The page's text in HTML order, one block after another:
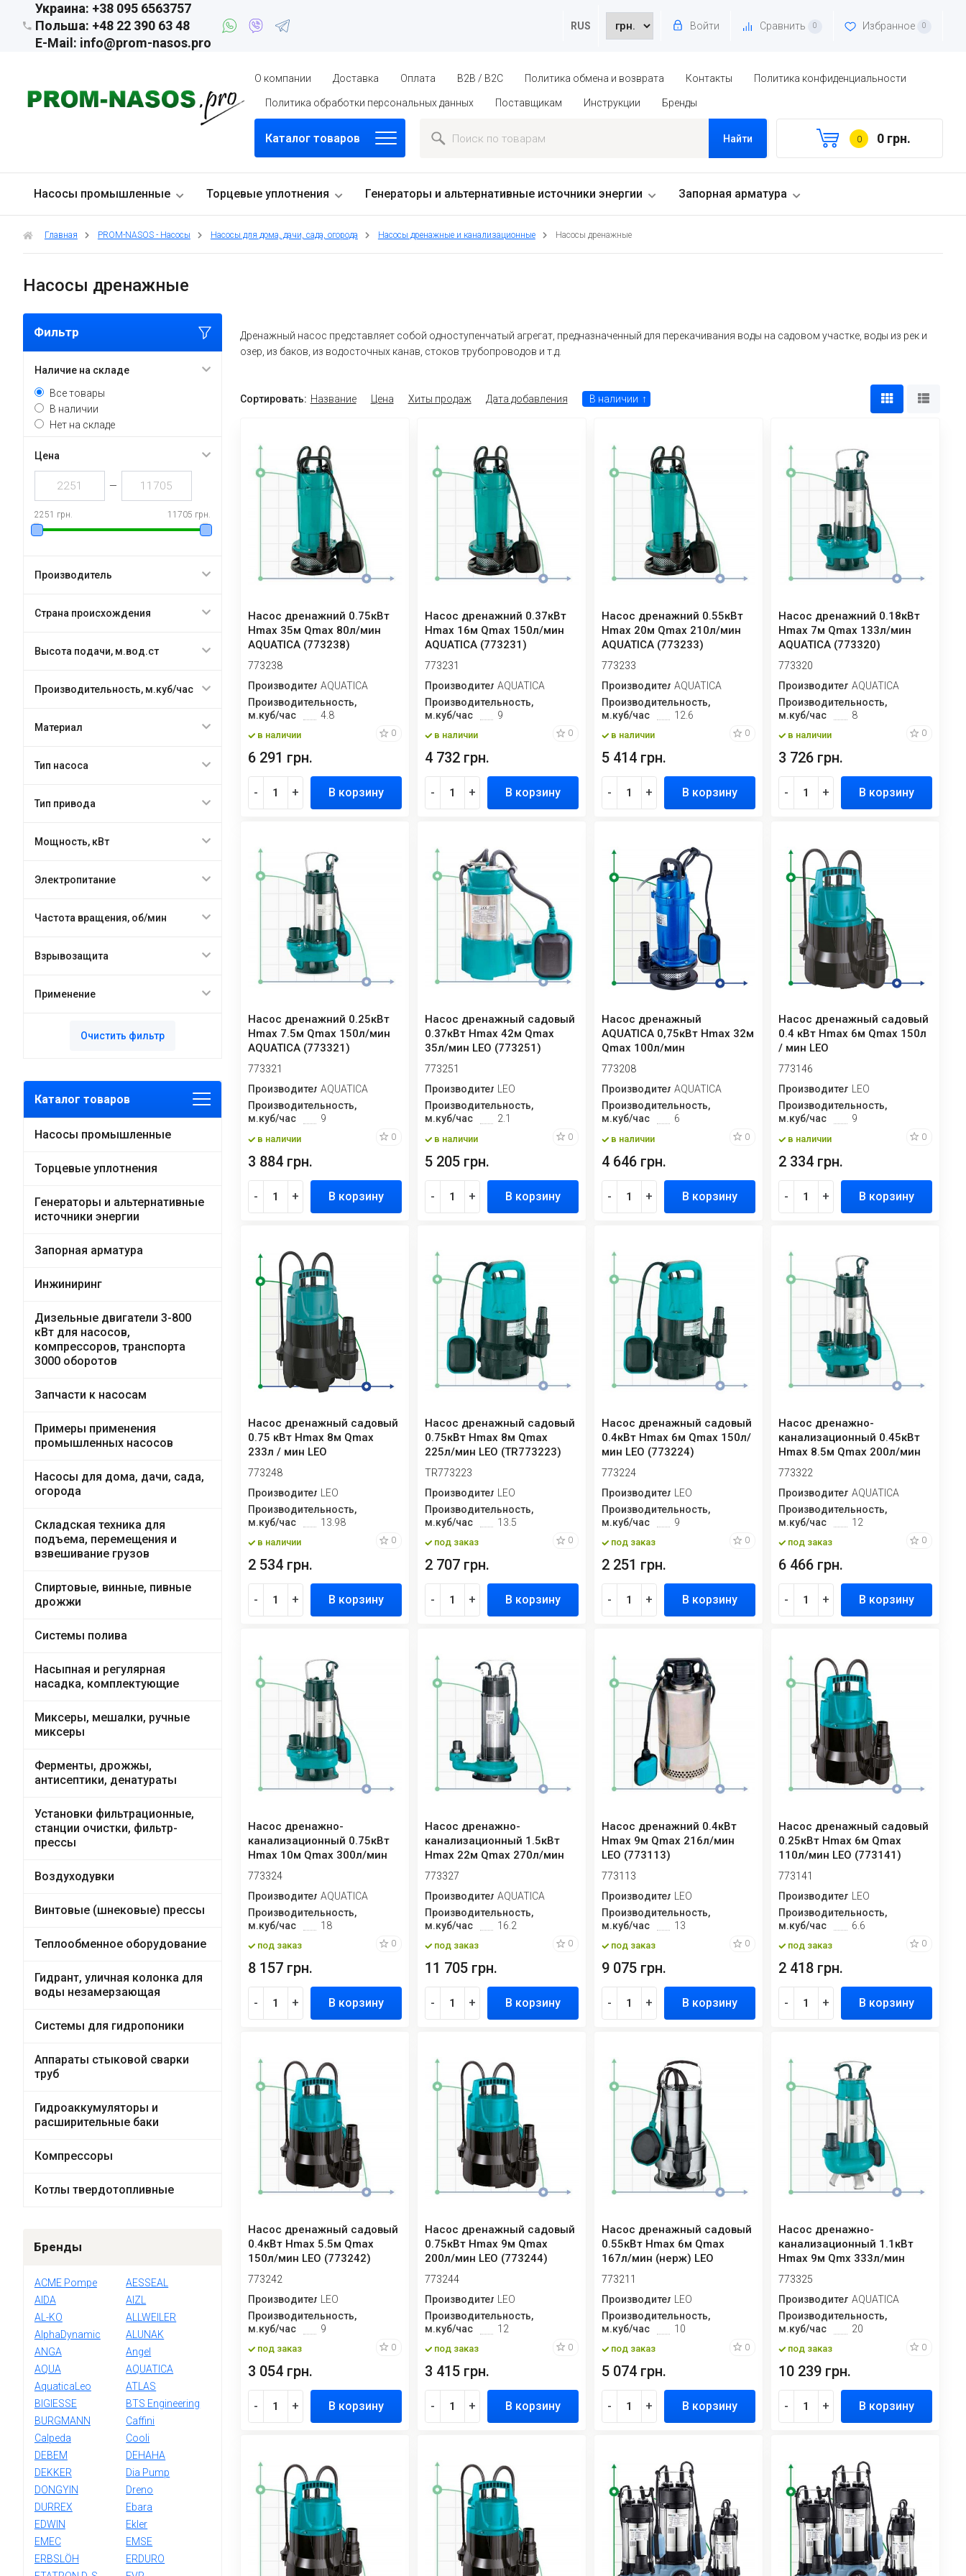
Украина: +38 095 6563757
Польша: +48 22 390 63 48
E-Mail: info@prom-nasos.pro
RUS Войти Сравнить 0 Избранное 0
О компании Доставка Оплата B2B / B2C Политика обмена и возврата Контакты Политика конфиденциальности
Политика обработки персональных данных Поставщикам Инструкции Бренды
Каталог товаров Найти 0 0 грн.
Насосы промышленные Торцевые уплотнения Генераторы и альтернативные источники энергии Запорная арматура
Главная PROM-NASOS - Насосы Насосы для дома, дачи, сада, огорода Насосы дренажные и канализационные Насосы дренажные
Насосы дренажные
Фильтр
Наличие на складе
Все товары
В наличии
Нет на складе
Цена
—
2251 грн. 11705 грн.
Производитель
Страна происхождения
Высота подачи, м.вод.ст
Производительность, м.куб/час
Материал
Тип насоса
Тип привода
Мощность, кВт
Электропитание
Частота вращения, об/мин
Взрывозащита
Применение
Очистить фильтр
Каталог товаров
Насосы промышленные
Торцевые уплотнения
Генераторы и альтернативные
источники энергии
Запорная арматура
Инжиниринг
Дизельные двигатели 3-800
кВт для насосов,
компрессоров, транспорта
3000 оборотов
Запчасти к насосам
Примеры применения
промышленных насосов
Насосы для дома, дачи, сада,
огорода
Складская техника для
подъема, перемещения и
взвешивание грузов
Спиртовые, винные, пивные
дрожжи
Системы полива
Насыпная и регулярная
насадка, комплектующие
Миксеры, мешалки, ручные
миксеры
Ферменты, дрожжы,
антисептики, денатураты
Установки фильтрационные,
станции очистки, фильтр-
прессы
Воздуходувки
Винтовые (шнековые) прессы
Теплообменное оборудование
Гидрант, уличная колонка для
воды незамерзающая
Системы для гидропоники
Аппараты стыковой сварки
труб
Гидроаккумуляторы и
расширительные баки
Компрессоры
Котлы твердотопливные
Бренды
ACME Pompe
AESSEAL
AIDA
AIZL
AL-KO
ALLWEILER
AlphaDynamic
ALUNAK
ANGA
Angel
AQUA
AQUATICA
AquaticaLeo
ATLAS
BIGIESSE
BTS Engineering
BURGMANN
Caffini
Calpeda
Cooli
DEBEM
DEHAHA
DEKKER
Dia Pump
DONGYIN
Dreno
DURREX
Ebara
EDWIN
Ekler
EMEC
EMSE
ERBSLÖH
ERDURO
Дренажный насос представляет собой одноступенчатый агрегат, предназначенный для перекачивания воды на садовом участке, воды из рек и
озер, из баков, из водосточных канав, стоков трубопроводов и т.д.
Сортировать: Название Цена Хиты продаж Дата добавления В наличии ↑
Насос дренажний 0.75кВт
Hmax 35м Qmax 80л/мин
AQUATICA (773238)
773238
ПроизводительAQUATICA
Производительность,
м.куб/час
4.8
в наличии 0
6 291 грн.
- + В корзину
Насос дренажний 0.37кВт
Hmax 16м Qmax 150л/мин
AQUATICA (773231)
773231
ПроизводительAQUATICA
Производительность,
м.куб/час
9
в наличии 0
4 732 грн.
- + В корзину
Насос дренажний 0.55кВт
Hmax 20м Qmax 210л/мин
AQUATICA (773233)
773233
ПроизводительAQUATICA
Производительность,
м.куб/час
12.6
в наличии 0
5 414 грн.
- + В корзину
Насос дренажний 0.18кВт
Hmax 7м Qmax 133л/мин
AQUATICA (773320)
773320
ПроизводительAQUATICA
Производительность,
м.куб/час
8
в наличии 0
3 726 грн.
- + В корзину
Насос дренажний 0.25кВт
Hmax 7.5м Qmax 150л/мин
AQUATICA (773321)
773321
ПроизводительAQUATICA
Производительность,
м.куб/час
9
в наличии 0
3 884 грн.
- + В корзину
Насос дренажный садовый
0.37кВт Hmax 42м Qmax
35л/мин LEO (773251)
773251
ПроизводительLEO
Производительность,
м.куб/час
2.1
в наличии 0
5 205 грн.
- + В корзину
Насос дренажный
AQUATICA 0,75кВт Hmax 32м
Qmax 100л/мин
773208
ПроизводительAQUATICA
Производительность,
м.куб/час
6
в наличии 0
4 646 грн.
- + В корзину
Насос дренажный садовый
0.4 кВт Hmax 6м Qmax 150л
/ мин LEO
773146
ПроизводительLEO
Производительность,
м.куб/час
9
в наличии 0
2 334 грн.
- + В корзину
Насос дренажный садовый
0.75 кВт Hmax 8м Qmax
233л / мин LEO
773248
ПроизводительLEO
Производительность,
м.куб/час
13.98
в наличии 0
2 534 грн.
- + В корзину
Насос дренажный садовый
0.75кВт Hmax 8м Qmax
225л/мин LEO (TR773223)
TR773223
ПроизводительLEO
Производительность,
м.куб/час
13.5
под заказ 0
2 707 грн.
- + В корзину
Насос дренажный садовый
0.4кВт Hmax 6м Qmax 150л/
мин LEO (773224)
773224
ПроизводительLEO
Производительность,
м.куб/час
9
под заказ 0
2 251 грн.
- + В корзину
Насос дренажно-
канализационный 0.45кВт
Hmax 8.5м Qmax 200л/мин
AQUATICA (773322)
773322
ПроизводительAQUATICA
Производительность,
м.куб/час
12
под заказ 0
6 466 грн.
- + В корзину
Насос дренажно-
канализационный 0.75кВт
Hmax 10м Qmax 300л/мин
AQUATICA (773324)
773324
ПроизводительAQUATICA
Производительность,
м.куб/час
18
под заказ 0
8 157 грн.
- + В корзину
Насос дренажно-
канализационный 1.5кВт
Hmax 22м Qmax 270л/мин
AQUATICA (773327)
773327
ПроизводительAQUATICA
Производительность,
м.куб/час
16.2
под заказ 0
11 705 грн.
- + В корзину
Насос дренажний 0.4кВт
Hmax 9м Qmax 216л/мин
LEO (773113)
773113
Производитель LEO
Производительность,
м.куб/час
13
под заказ 0
9 075 грн.
- + В корзину
Насос дренажный садовый
0.25кВт Hmax 6м Qmax
110л/мин LEO (773141)
773141
Производитель LEO
Производительность,
м.куб/час
6.6
под заказ 0
2 418 грн.
- + В корзину
Насос дренажный садовый
0.4кВт Hmax 5.5м Qmax
150л/мин LEO (773242)
773242
Производитель LEO
Производительность,
м.куб/час
9
под заказ 0
3 054 грн.
- + В корзину
Насос дренажный садовый
0.75кВт Hmax 9м Qmax
200л/мин LEO (773244)
773244
Производитель LEO
Производительность,
м.куб/час
12
под заказ 0
3 415 грн.
- + В корзину
Насос дренажный садовый
0.55кВт Hmax 6м Qmax
167л/мин (нерж) LEO
(773211)
773211
Производитель LEO
Производительность,
м.куб/час
10
под заказ 0
5 074 грн.
- + В корзину
Насос дренажно-
канализационный 1.1кВт
Hmax 9м Qmx 333л/мин
AQUATICA (773325)
773325
ПроизводительAQUATICA
Производительность,
м.куб/час
20
под заказ 0
10 239 грн.
- + В корзину